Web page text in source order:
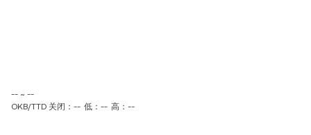
-- ~ --
OKB/TTD 关闭：-- 低：-- 高：--